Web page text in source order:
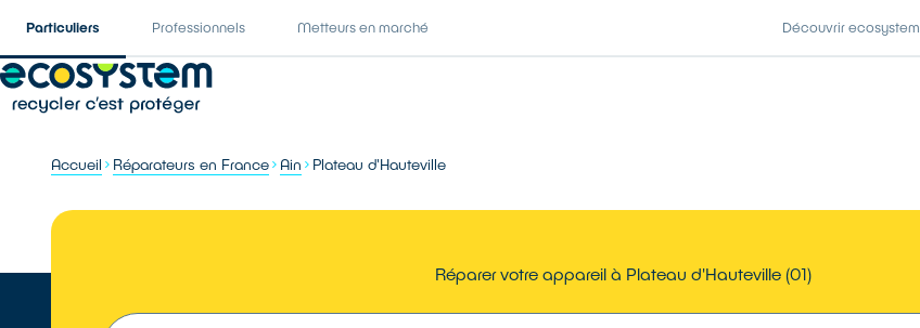
Particuliers Professionnels Metteurs en marché Découvrir ecosystem
Accueil Réparateurs en France Ain Plateau d'Hauteville
Réparer votre appareil à Plateau d'Hauteville (01)